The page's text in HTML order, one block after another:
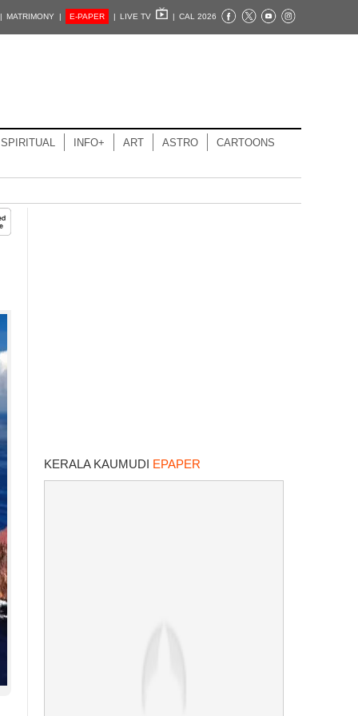
MATRIMONY | E-PAPER | LIVE TV | CAL 2026
SPIRITUAL INFO+ ART ASTRO CARTOONS
KERALA KAUMUDI EPAPER